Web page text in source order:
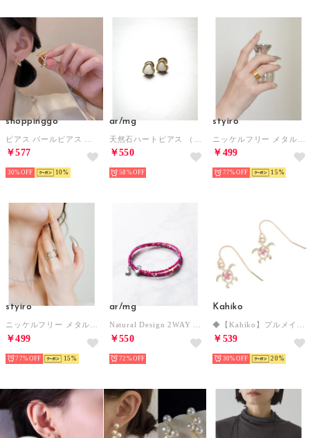
shoppinggo
￥577
30% 10
ar/mg
￥550
58%
styiro
￥499
77% 15
styiro
￥499
77% 15
ar/mg
￥550
72%
Kahiko
￥539
30% 20